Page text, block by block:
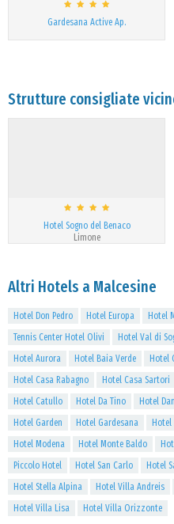
Gardesana Active Ap.
Strutture consigliate
Hotel Sogno del Benaco
Limone
Altri Hotels a Malcesine
Hotel Don Pedro Hotel Europa Hotel
Tennis Center Hotel Olivi
Hotel Val di
Hotel Aurora
Hotel Baia Verde Hotel
Hotel Casa Rabagno
Hotel Casa Sartori
Hotel Catullo
Hotel Da Tino Hotel
Hotel Garden
Hotel Gardesana
Hotel Modena
Hotel Monte Baldo
Piccolo Hotel
Hotel San Carlo Hotel
Hotel Stella Alpina
Hotel Villa Andreis
Hotel Villa Lisa
Hotel Villa Orizzonte